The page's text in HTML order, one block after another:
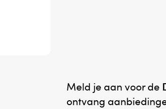
Meld je aan voor de
ontvang